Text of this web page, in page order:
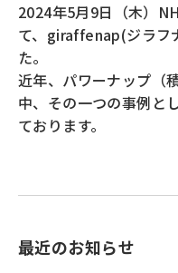
2024年5月9日（木）
て、giraffenap(ジラフ
た。
近年、パワーナップ（
中、その一つの事例と
ております。
最近のお知らせ